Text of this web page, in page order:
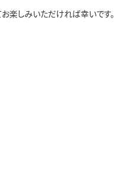
楽しみいただければ幸いです。